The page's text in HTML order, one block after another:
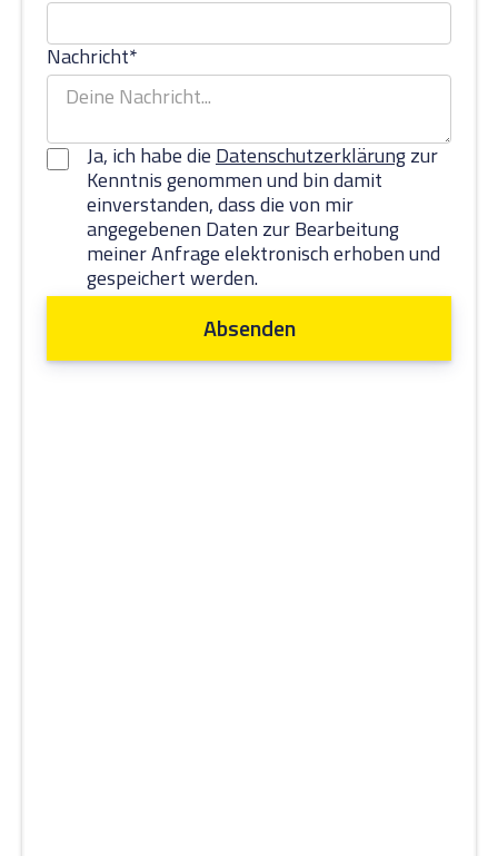
Nachricht*
Ja, ich habe die Datenschutzerklärungzur
Kenntnis genommen und bin damit
einverstanden, dass die von mir
angegebenen Daten zur Bearbeitung
meiner Anfrage elektronisch erhoben und
gespeichert werden.